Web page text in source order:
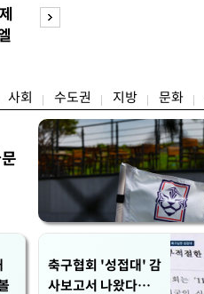
하
사회 수도권 지방 문화
축구협회 '성접대' 감
사보고서 나왔다…